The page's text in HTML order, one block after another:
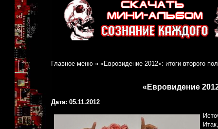
Главное меню » «Евровидение 2012»: итоги второго
«Евровидение
Дата: 05.11.2012